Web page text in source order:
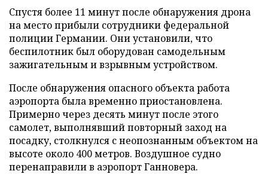
Спустя более 11 минут после обнаружения дрона
на место прибыли сотрудники федеральной
полиции Германии. Они установили, что
беспилотник был оборудован самодельным
зажигательным и взрывным устройством.
После обнаружения опасного объекта работа
аэропорта была временно приостановлена.
Примерно через десять минут после этого
самолет, выполнявший повторный заход на
посадку, столкнулся с неопознанным объектом на
высоте около 400 метров. Воздушное судно
перенаправили в аэропорт Ганновера.